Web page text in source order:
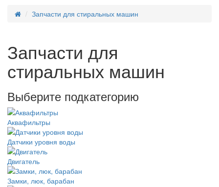
Запчасти для стиральных машин
Запчасти для
стиральных машин
Выберите подкатегорию
Аквафильтры
Датчики уровня воды
Двигатель
Замки, люк, барабан